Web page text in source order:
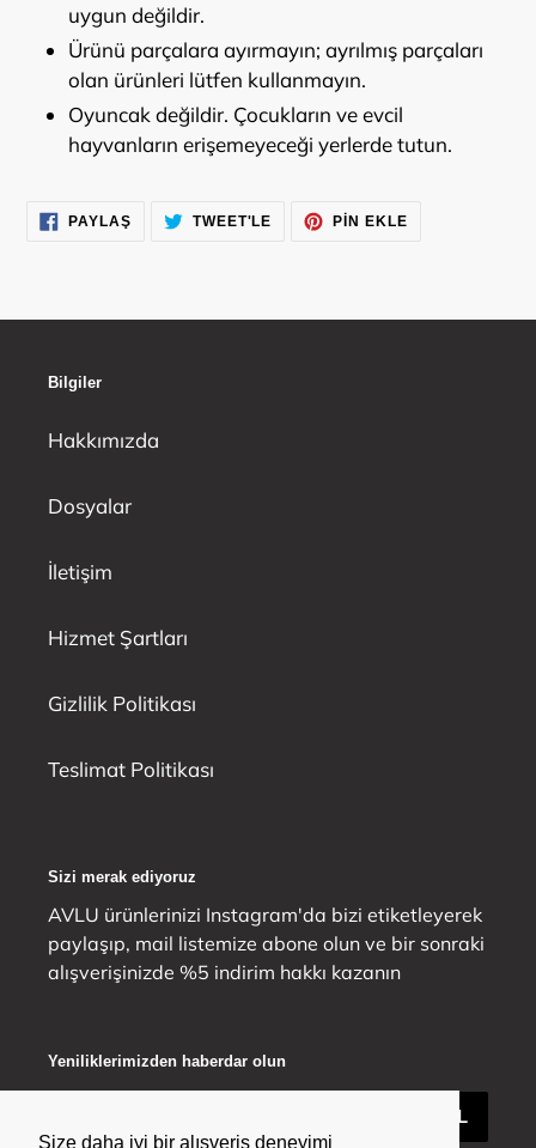
Size daha iyi bir alışveriş deneyimi
Size daha iyi bir alışveriş deneyimi
uygun değildir.
Ürünü parçalara ayırmayın; ayrılmış parçaları
olan ürünleri lütfen kullanmayın.
Oyuncak değildir. Çocukların ve evcil
hayvanların erişemeyeceği yerlerde tutun.
PAYLAŞFACEBOOK'TA
PAYLAŞ
TWEET'LE TWITTER'DA
TWEET'LE
PIN EKLE
Bilgiler
Hakkımızda
Dosyalar
İletişim
Hizmet Şartları
Gizlilik Politikası
Teslimat Politikası
Sizi merak ediyoruz
AVLU ürünlerinizi Instagram'da bizi etiketleyerek
paylaşıp, mail listemize abone olun ve bir sonraki
alışverişinizde %5 indirim hakkı kazanın
Yeniliklerimizden haberdar olun
ABONE OL